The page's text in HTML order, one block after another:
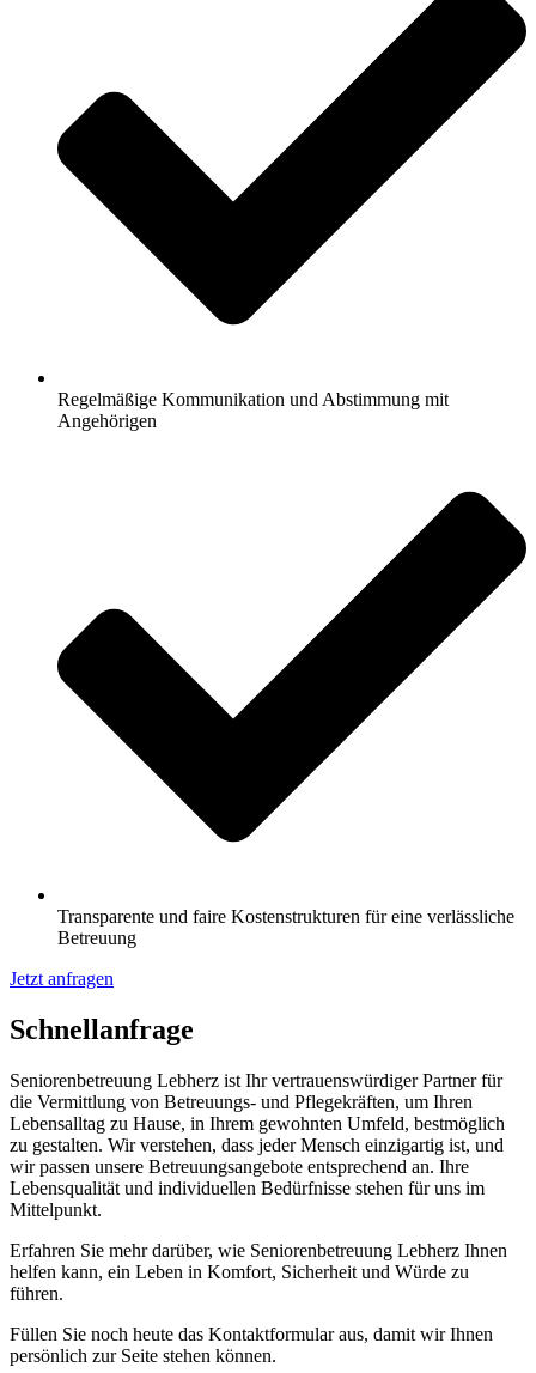
Regelmäßige Kommunikation und Abstimmung mit
Angehörigen
Transparente und faire Kostenstrukturen für eine verlässliche
Betreuung
Jetzt anfragen
Schnell­anfrage
Seniorenbetreuung Lebherz ist Ihr vertrauenswürdiger Partner für
die Vermittlung von Betreuungs- und Pflegekräften, um Ihren
Lebensalltag zu Hause, in Ihrem gewohnten Umfeld, bestmöglich
zu gestalten. Wir verstehen, dass jeder Mensch einzigartig ist, und
wir passen unsere Betreuungsangebote entsprechend an. Ihre
Lebensqualität und individuellen Bedürfnisse stehen für uns im
Mittelpunkt.
Erfahren Sie mehr darüber, wie Seniorenbetreuung Lebherz Ihnen
helfen kann, ein Leben in Komfort, Sicherheit und Würde zu
führen.
Füllen Sie noch heute das Kontaktformular aus, damit wir Ihnen
persönlich zur Seite stehen können.